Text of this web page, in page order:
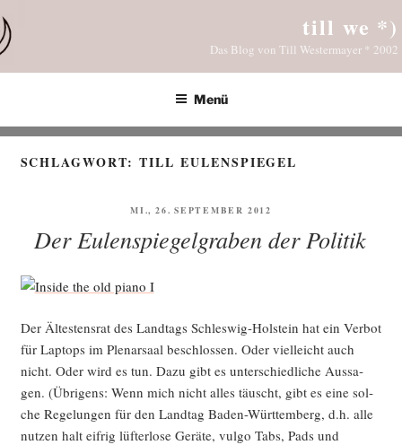
Inhalt
springen
till we *)
Das Blog von Till Westermayer * 2002
Menü
SCHLAGWORT:TILL EULENSPIEGEL
VERÖFFENTLICHT
MI., 26. SEPTEMBER 2012
Der Eulenspiegelgraben der Politik
Der Ältes­ten­srat des Land­tags Schles­wig-Hol­stein hat ein Ver­bot
für Lap­tops im Ple­nar­saal beschlos­sen. Oder viel­leicht auch
nicht. Oder wird es tun. Dazu gibt es unter­schied­li­che Aus­sa­
gen. (Übri­gens: Wenn mich nicht alles täuscht, gibt es eine sol­
che Rege­lun­gen für den Land­tag Baden-Würt­tem­berg, d.h. alle
nut­zen halt eif­rig lüf­ter­lo­se Gerä­te, vul­go Tabs, Pads und